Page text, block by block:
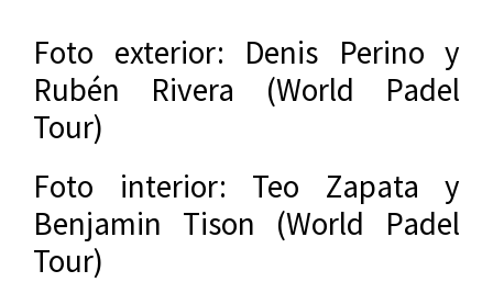
Foto exterior: Denis Perino y
Rubén Rivera (World Padel
Tour)
Foto interior: Teo Zapata y
Benjamin Tison (World Padel
Tour)